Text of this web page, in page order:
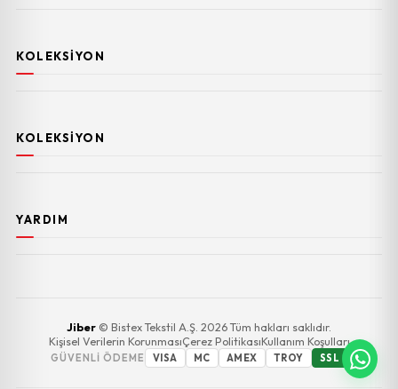
KOLEKSIYON
KOLEKSIYON
YARDIM
Jiber © Bistex Tekstil A.Ş. 2026 Tüm hakları saklıdır.
Kişisel Verilerin KorunmasıÇerez PolitikasıKullanım Koşulları
GÜVENLI ÖDEME VISA MC AMEX TROY SSL